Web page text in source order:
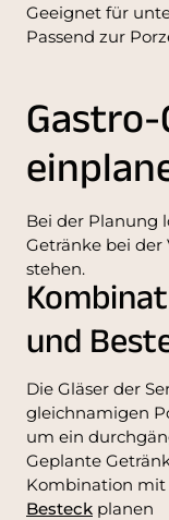
Geeignet für
Passend zur
Bei der Planung
Getränke bei
stehen.
und
Die Gläser der
gleichnamigen
um ein
Geplante
Kombination mit
Besteck planen